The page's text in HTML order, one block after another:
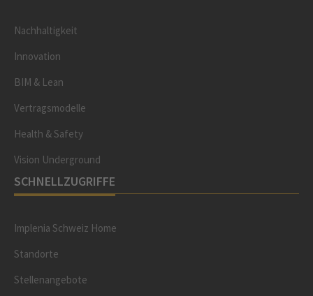
Nachhaltigkeit
Innovation
BIM & Lean
Vertragsmodelle
Health & Safety
Vision Underground
SCHNELLZUGRIFFE
Implenia Schweiz Home
Standorte
Stellenangebote